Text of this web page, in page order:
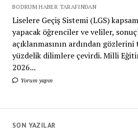
BODRUM HABER TARAFINDAN
Liselere Geçiş Sistemi (LGS)
yapacak öğrenciler ve veliler,
açıklanmasının ardından
yüzdelik dilimlere çevirdi. Milli
2026...
Yorum yapın
SON YAZILAR